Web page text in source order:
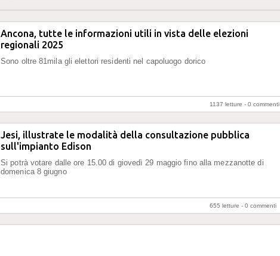
Ancona, tutte le informazioni utili in vista delle elezioni
regionali 2025
Sono oltre 81mila gli elettori residenti nel capoluogo dorico
1137 letture - 0 commenti
Jesi, illustrate le modalità della consultazione pubblica
sull'impianto Edison
Si potrà votare dalle ore 15.00 di giovedì 29 maggio fino alla mezzanotte di
domenica 8 giugno
655 letture - 0 commenti